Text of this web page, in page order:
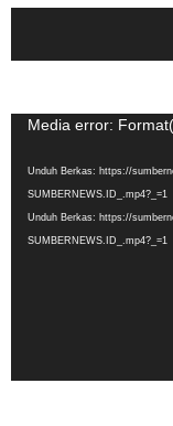
Pemutar
Media error:
Unduh Berkas: https://
SUMBERNEWS.ID_.mp4?_=1
Unduh Berkas: https://
SUMBERNEWS.ID_.mp4?_=1